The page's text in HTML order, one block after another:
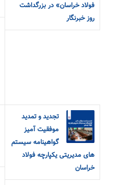
فولاد خراسان» در بزرگداشت
روز خبرنگار
تجدید و تمدید
موفقیت آمیز
گواهینامه سیستم
های مدیریتی یکپارچه فولاد
خراسان